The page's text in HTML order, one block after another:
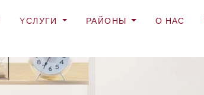
YСЛУГИ РАЙОНЫ О НАС